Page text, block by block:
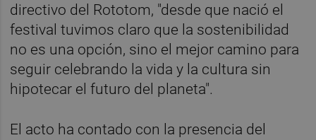
directivo del Rototom, "desde que nació el
festival tuvimos claro que la sostenibilidad
no es una opción, sino el mejor camino para
seguir celebrando la vida y la cultura sin
hipotecar el futuro del planeta".
El acto ha contado con la presencia del